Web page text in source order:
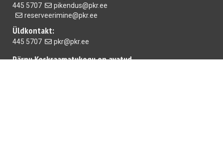
445 5707
pikendus@pkr.ee
reserveerimine@pkr.ee
Üldkontakt:
445 5707 pkr@pkr.ee
Pärnu Keskraamatukogu on avatud